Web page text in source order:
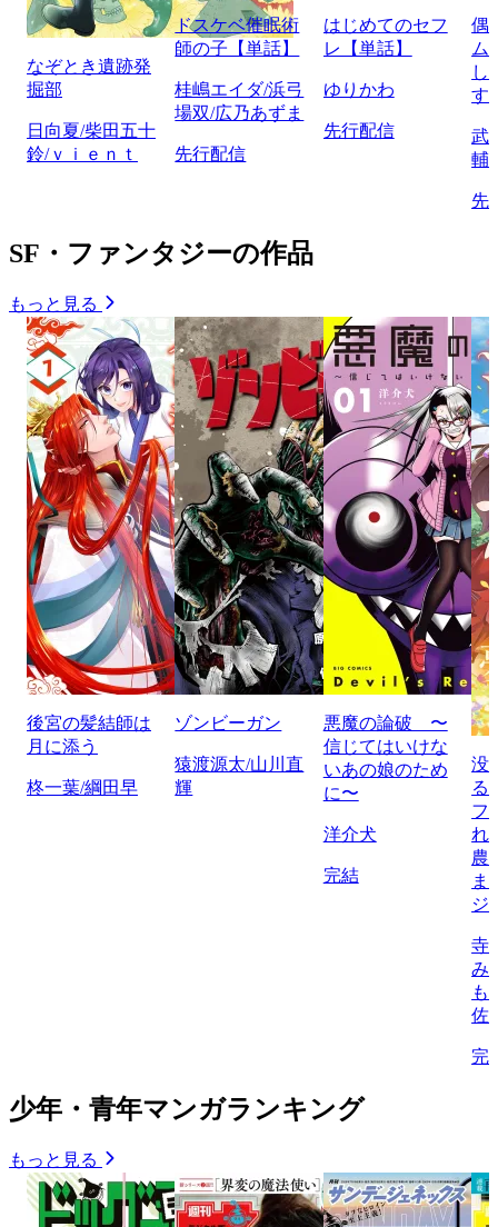
なぞとき遺跡発
掘部
日向夏/柴田五十
鈴/ｖｉｅｎｔ
ドスケベ催眠術
師の子【単話】
桂嶋エイダ/浜弓
場双/広乃あずま
先行配信
はじめてのセフ
レ【単話】
ゆりかわ
先行配信
偶
ム
し
す
武
輔
先
SF・ファンタジーの作品
もっと見る
後宮の髪結師は
月に添う
柊一葉/綱田早
ゾンビーガン
猿渡源太/山川直
輝
悪魔の論破 〜
信じてはいけな
いあの娘のため
に〜
洋介犬
完結
没
る
フ
れ
農
ま
ジ
寺
み
も
佐
完
少年・青年マンガランキング
もっと見る